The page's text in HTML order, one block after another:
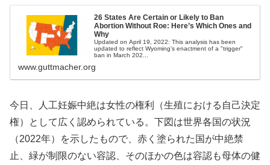
26 States Are Certain or Likely to Ban
Abortion Without Roe: Here’s Which Ones and
Why
Updated on April 19, 2022: This analysis has been
updated to reflect Wyoming’s enactment of a "trigger"
ban in March 202...
www.guttmacher.org
今日、人工妊娠中絶は女性の権利（生殖における自己決定
権）として広く認められている。下図は世界各国の状況
（2022年）を示したもので、赤く塗られた国が中絶禁
止、緑が制限のない容認、そのほかの色は容認も母体の健